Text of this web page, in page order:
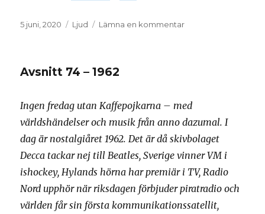
Postat
5 juni, 2020 Format
Ljud Lämna en kommentartill
Avsnitt 74 – 1962
Ingen fredag utan Kaffepojkarna – med
världshändelser och musik från anno dazumal. I
dag är nostalgiåret 1962. Det är då skivbolaget
Decca tackar nej till Beatles, Sverige vinner VM i
ishockey, Hylands hörna har premiär i TV, Radio
Nord upphör när riksdagen förbjuder piratradio och
världen får sin första kommunikationssatellit,